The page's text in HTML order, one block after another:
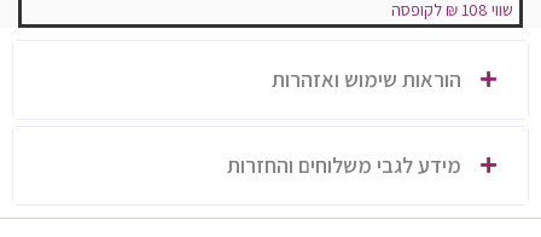
שווי 108 ₪ לקופסה
הוראות שימוש ואזהרות
מידע לגבי משלוחים והחזרות